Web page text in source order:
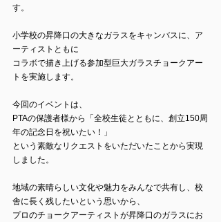
す。
小学校の昇降口の大きなガラスをキャンバスに、ア
ーティストともに
コラボで描き上げる参加型巨大ガラスチョークアー
トを実施します。
今回のイベントは、
PTAの保護者様から「全校生徒とともに、創立150周
年の記念日を祝いたい！」
という素敵なリクエストをいただいたことから実現
しました。
地域の素晴らしい文化や魅力をみんなで共有し、校
舎に長く残したいという思いから、
プロのチョークアーティストが昇降口のガラスにお